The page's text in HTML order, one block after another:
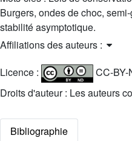
Burgers, ondes de choc,
stabilité asymptotique.
Affiliations des auteurs :
Licence :
CC-BY-
Droits d'auteur : Les auteurs
Bibliographie